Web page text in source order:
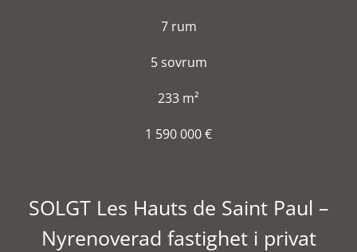
7 rum
5 sovrum
233 m²
1 590 000 €
SOLGT Les Hauts de Saint Paul –
Nyrenoverad fastighet i privat